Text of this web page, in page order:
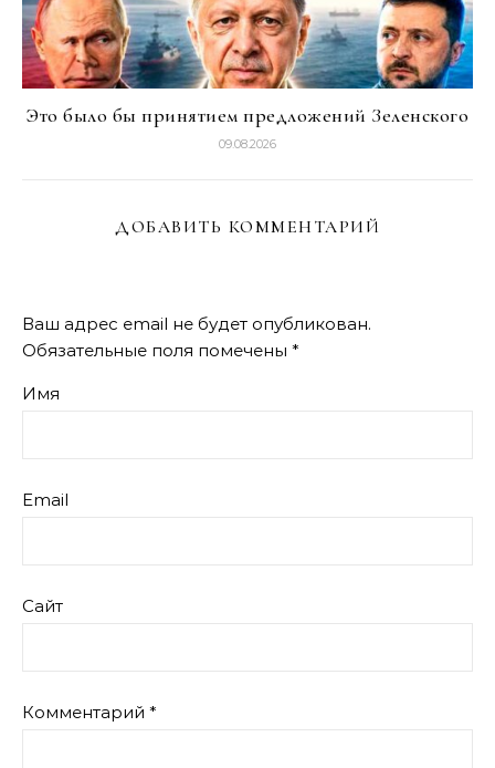
Это было бы принятием предложений Зеленского
09.08.2026
ДОБАВИТЬ КОММЕНТАРИЙ
Ваш адрес email не будет опубликован.
Обязательные поля помечены *
Имя
Email
Сайт
Комментарий *